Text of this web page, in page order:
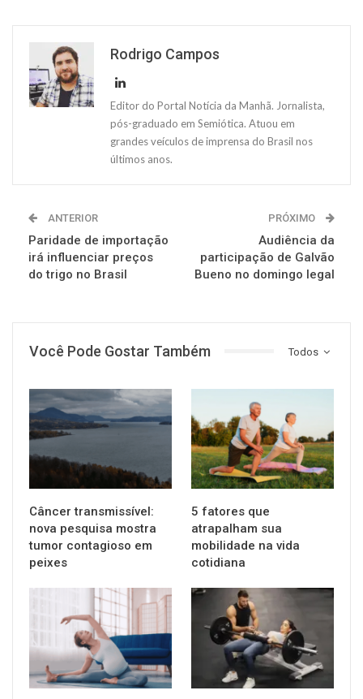
Rodrigo Campos
Editor do Portal Notícia da Manhã. Jornalista,
pós-graduado em Semiótica. Atuou em
grandes veículos de imprensa do Brasil nos
últimos anos.
ANTERIOR
Paridade de importação
irá influenciar preços
do trigo no Brasil
PRÓXIMO
Audiência da
participação de Galvão
Bueno no domingo legal
Todos
Você Pode Gostar Também
SAÚDE
Câncer transmissível:
nova pesquisa mostra
tumor contagioso em
peixes
5 fatores que
atrapalham sua
mobilidade na vida
cotidiana
SAÚDE